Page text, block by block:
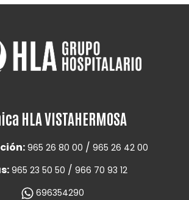
HLA VISTAHERMOSA
965 26 80 00 / 965 26 42 00
965 23 50 50 / 966 70 93 12
696354290